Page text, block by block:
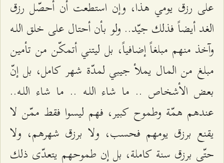
على رزق يومي هذا، وإن استطعت أن أحصّل رزق
الغد أيضاً فذلك جيّد.. ولو بأن أحتال على خلق اللـه
وآخذ منهم مبلغاً إضافياً، بل ليتني أتمكّن من تأمين
مبلغ من المال يملأ جيبي لمدّة شهر كامل، بل إنّ
بعض الأشخاص .. ما شاء اللـه .. ما شاء اللـه..
عندهم همّة وطموح كبير، فهم ليسوا فقط ممّن لا
يقنع برزق يومهم فحسب، ولا برزق شهرهم، ولا
حتّى برزق سنة كاملة، بل إن طموحهم يتعدّى ذلك